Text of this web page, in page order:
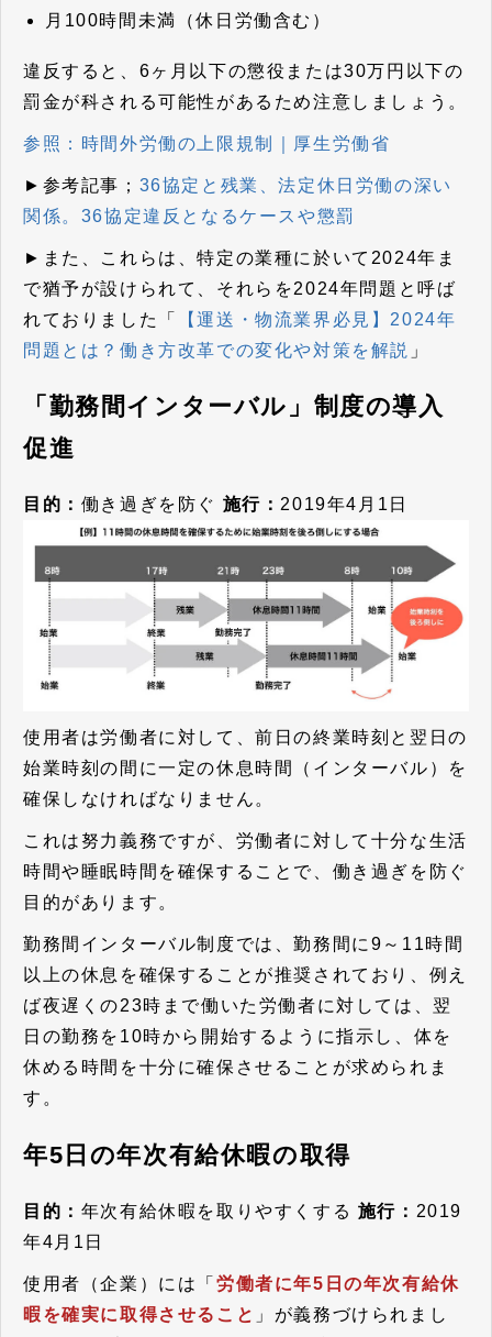
月100時間未満（休日労働含む）
違反すると、6ヶ月以下の懲役または30万円以下の
罰金が科される可能性があるため注意しましょう。
参照：時間外労働の上限規制｜厚生労働省
►参考記事； 36協定と残業、法定休日労働の深い
関係。36協定違反となるケースや懲罰
►また、これらは、特定の業種に於いて2024年ま
で猶予が設けられて、それらを2024年問題と呼ば
れておりました「
【運送・物流業界必見】2024年
問題とは？働き方改革での変化や対策を解説 」
「勤務間インターバル」制度の導入
促進
目的： 働き過ぎを防ぐ 施行： 2019年4月1日
使用者は労働者に対して、前日の終業時刻と翌日の
始業時刻の間に一定の休息時間（インターバル）を
確保しなければなりません。
これは努力義務ですが、労働者に対して十分な生活
時間や睡眠時間を確保することで、働き過ぎを防ぐ
目的があります。
勤務間インターバル制度では、勤務間に9～11時間
以上の休息を確保することが推奨されており、例え
ば夜遅くの23時まで働いた労働者に対しては、翌
日の勤務を10時から開始するように指示し、体を
休める時間を十分に確保させることが求められま
す。
年5日の年次有給休暇の取得
目的： 年次有給休暇を取りやすくする 施行： 2019
年4月1日
使用者（企業）には「 労働者に年5日の年次有給休
暇を確実に取得させること 」が義務づけられまし